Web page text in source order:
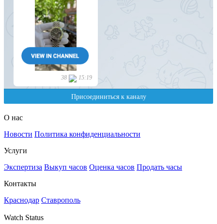
О нас
Новости Политика конфиденциальности
Услуги
Экспертиза Выкуп часов Оценка часов Продать часы
Контакты
Краснодар Ставрополь
Watch Status